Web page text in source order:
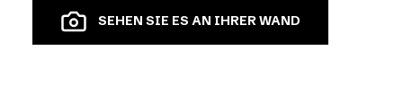
SEHEN SIE ES AN IHRER WAND